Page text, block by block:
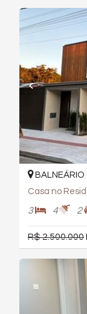
BALNEÁRIO
Casa no
3 4 2
R$ 2.500.000